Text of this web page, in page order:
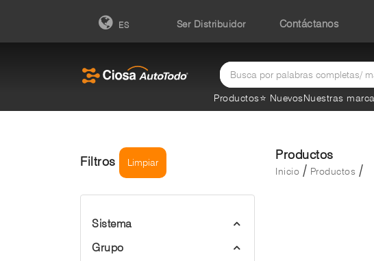
ES Ser Distribuidor Contáctanos
Productos⭐ NuevosNuestras
Filtros Limpiar
Sistema
Grupo
Productos
Inicio / Productos /